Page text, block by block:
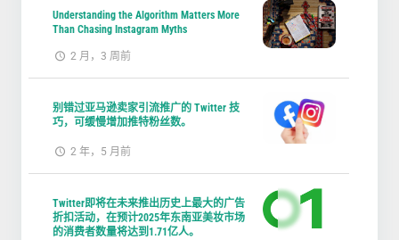
Understanding the Algorithm Matters More
Than Chasing Instagram Myths
2 月，3 周前
别错过亚马逊卖家引流推广的 Twitter 技
巧，可缓慢增加推特粉丝数。
2 年，5 月前
Twitter即将在未来推出历史上最大的广告
折扣活动，在预计2025年东南亚美妆市场
的消费者数量将达到1.71亿人。